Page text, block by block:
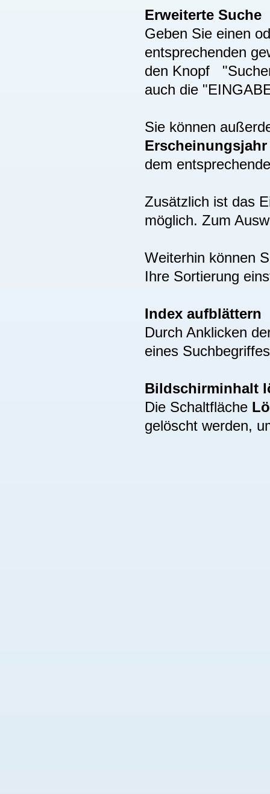
Erweiterte Suche
Geben Sie einen
entsprechenden
den Knopf
auch die
Sie können
dem
Zusätzlich ist das
möglich. Zum
Weiterhin können
Ihre Sortierung
Index aufblättern
Durch Anklicken
eines
Bildschirminhalt
Die Schaltfläche
gelöscht werden,